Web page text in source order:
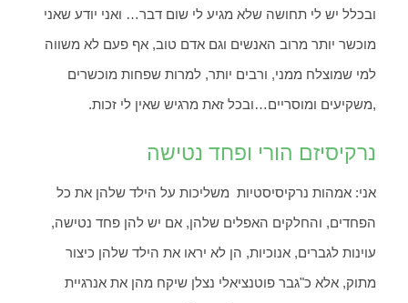
ובכלל יש לי תחושה שלא מגיע לי שום דבר… ואני יודע שאני
מוכשר יותר מרוב האנשים וגם אדם טוב, אף פעם לא משווה
למי שמוצלח ממני, ורבים יותר, למרות שפחות מוכשרים
,משקיעים ומוסריים…ובכל זאת מרגיש שאין לי זכות.
נרקיסיזם הורי ופחד נטישה
אני: אמהות נרקיסיסטיות משליכות על הילד שלהן את כל
הפחדים, והחלקים האפלים שלהן, אם יש להן פחד נטישה,
עוינות לגברים, אנוכיות, הן לא יראו את הילד שלהן כיצור
מתוק, אלא כ"גבר פוטנציאלי נצלן שיקח מהן את אנרגיית